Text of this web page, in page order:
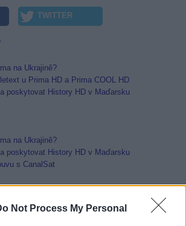
Not Process My Personal
TWITTER
na Ukrajině?
u Prima HD a Prima COOL HD
poskytovat History HD v Maďarsku
na Ukrajině?
poskytovat History HD v Maďarsku
s CanalSat